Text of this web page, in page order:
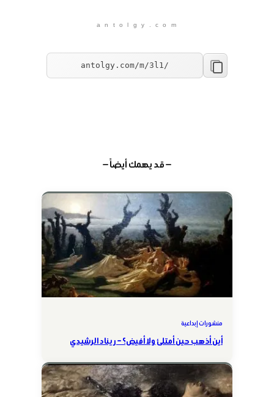
a n t o l g y . c o m
— قد يهمك أيضاً —
منشورات إبداعية
أين أذهب حين أمتلئ ولا أفيض؟ – ريناد الرشيدي